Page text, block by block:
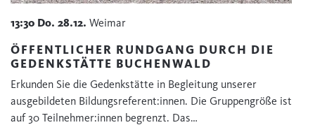
13:30 Do. 28.12. Weimar
ÖFFENTLICHER RUNDGANG DURCH DIE
GEDENKSTÄTTE BUCHENWALD
Erkunden Sie die Gedenkstätte in Begleitung unserer
ausgebildeten Bildungsreferent:innen. Die Gruppengröße ist
auf 30 Teilnehmer:innen begrenzt. Das…